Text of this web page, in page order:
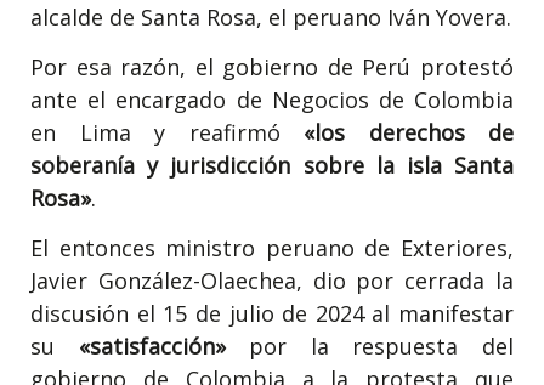
alcalde de Santa Rosa, el peruano Iván Yovera.
Por esa razón, el gobierno de Perú protestó
ante el encargado de Negocios de Colombia
en Lima y reafirmó «los derechos de
soberanía y jurisdicción sobre la isla Santa
Rosa».
El entonces ministro peruano de Exteriores,
Javier González-Olaechea, dio por cerrada la
discusión el 15 de julio de 2024 al manifestar
su «satisfacción»por la respuesta del